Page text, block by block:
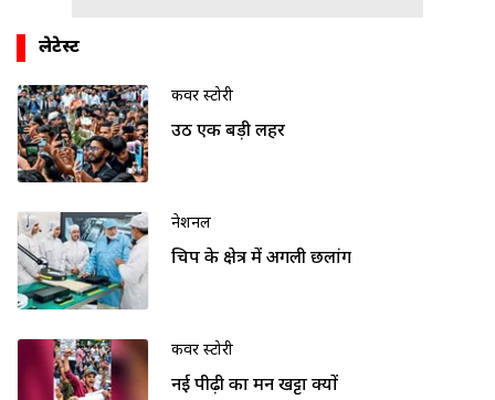
लेटेस्ट
कवर स्टोरी
उठी एक बड़ी लहर
नेशनल
चिप के क्षेत्र में अगली छलांग
कवर स्टोरी
नई पीढ़ी का मन खट्टा क्यों